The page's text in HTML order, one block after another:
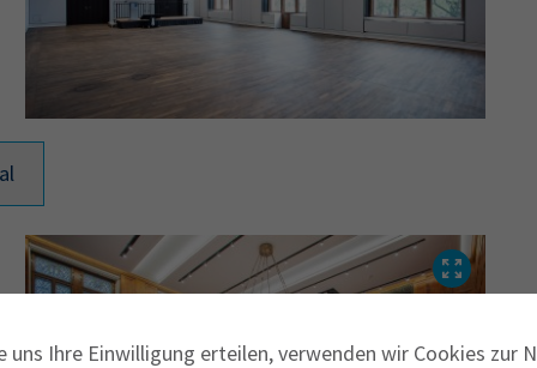
uns Ihre Einwilligung erteilen, verwenden wir Cookies zur